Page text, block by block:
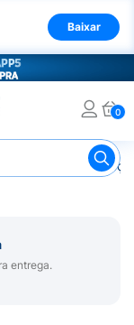
Baixar
0
Alergias e
entrega.